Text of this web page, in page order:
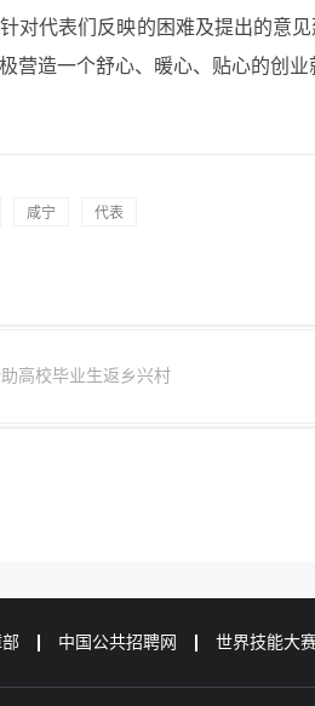
对代表们反映的困难及提出的意
营造一个舒心、暖心、贴心的创业
咸宁 代表
高校毕业生返乡兴村
中国公共招聘网 世界技能大